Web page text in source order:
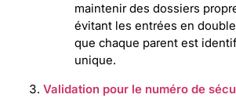
maintenir des dossiers
évitant les entrées en
que chaque parent est
unique.
Validation pour le numéro de